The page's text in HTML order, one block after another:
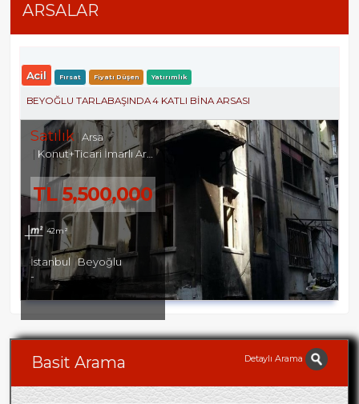
ARSALAR
Acil Fırsat Fiyatı Düşen Yatırımlık
BEYOĞLU TARLABAŞINDA 4 KATLI BINA ARSASI
Satılık Arsa
Konut+Ticari İmarlı Arsa
TL5,500,000
42m²
İstanbul Beyoğlu
-
Basit Arama Detaylı Arama